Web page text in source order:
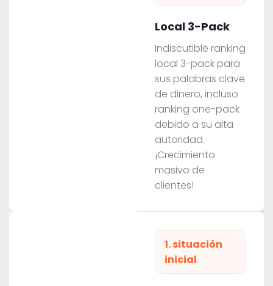
Local 3-Pack
Indiscutible ranking
local 3-pack para
sus palabras clave
de dinero, incluso
ranking one-pack
debido a su alta
autoridad.
¡Crecimiento
masivo de
clientes!
1. situación
inicial